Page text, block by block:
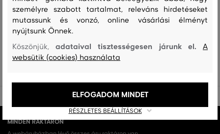
Ez még nem minden!
Az összes megnézése Női ingek (33)
NŐI INGEK (33)
MINDEN RAKTÁRON
személyre szabott tartalmat, releváns hirdetéseket
mutassunk és vonzó, online vásárlási élményt
nyújtsunk Önnek.
Köszönjük,adataival tisztességesen járunk el.A
websütik (cookies) használata
RÉSZLETES BEÁLLÍTÁSOK
ELFOGADOM MINDET